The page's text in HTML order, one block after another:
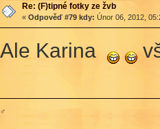
Re: (F)tipné fotky ze žvb
« Odpověď #79 kdy: Únor 06, 2012,
Ale Karina
♂